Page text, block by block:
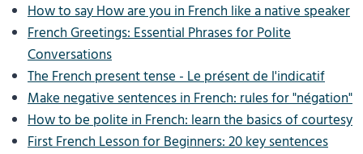
How to say How are you in French like a native speaker
French Greetings: Essential Phrases for Polite
Conversations
The French present tense - Le présent de l'indicatif
Make negative sentences in French: rules for "négation"
How to be polite in French: learn the basics of courtesy
First French Lesson for Beginners: 20 key sentences